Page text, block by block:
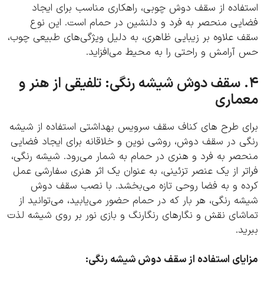
از سقف دوش چوبی، راهکاری مناسب برای ایجاد
منحصر به فرد و دلنشین در حمام است. این نوع
علاوه بر زیبایی ظاهری، به دلیل ویژگی‌های طبیعی چوب،
و راحتی را به محیط می‌افزاید.
سقف دوش شیشه رنگی: تلفیقی از هنر و
طرح های کناف سقف سرویس بهداشتی استفاده از شیشه
در سقف دوش، روشی نوین و خلاقانه برای ایجاد فضایی
به فرد و هنری در حمام به شمار می‌رود. شیشه رنگی،
از یک عنصر تزئینی، به عنوان یک اثر هنری سفارشی عمل
و به فضا روحی تازه می‌بخشد. با نصب سقف دوش
رنگی، هر بار که در حمام حضور می‌یابید، می‌توانید از
نقش و نگارهای رنگارنگ و بازی نور بر روی شیشه لذت
استفاده از سقف دوش شیشه رنگی: